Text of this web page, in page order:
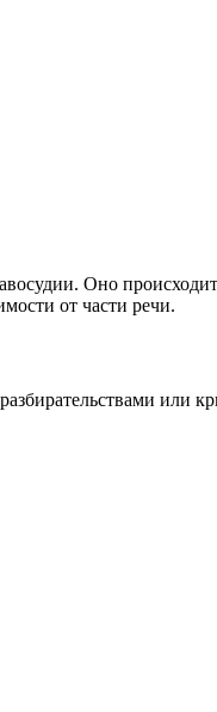
Оно
от части речи.
или